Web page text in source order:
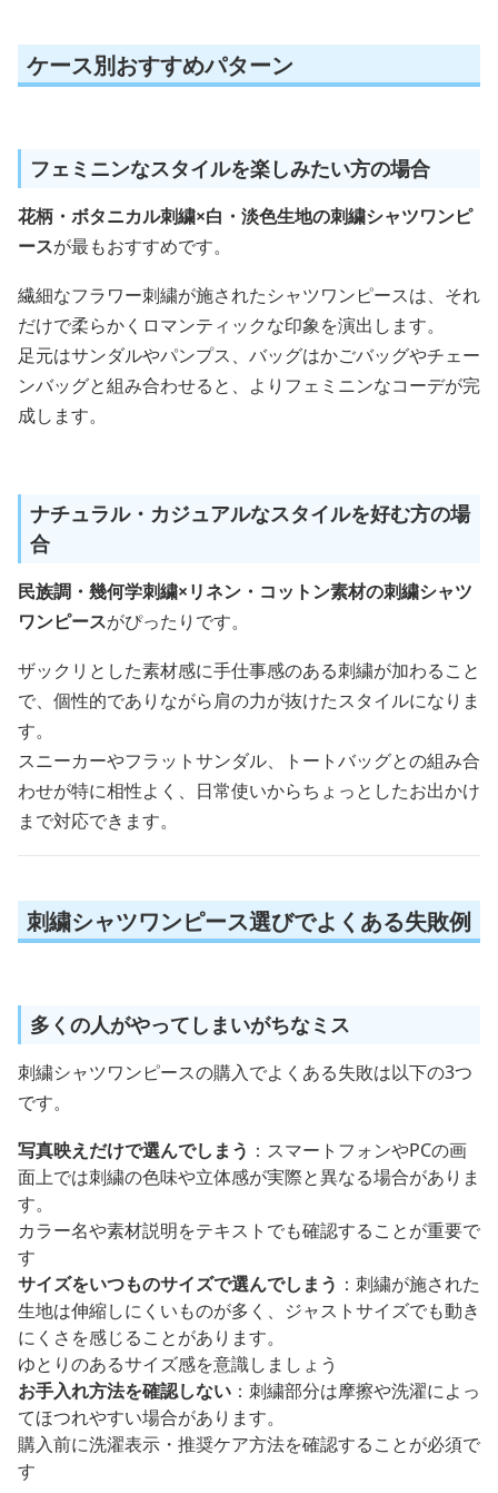
ケース別おすすめパターン
フェミニンなスタイルを楽しみたい方の場合
花柄・ボタニカル刺繍×白・淡色生地の刺繍シャツワンピ
ースが最もおすすめです。
繊細なフラワー刺繍が施されたシャツワンピースは、それ
だけで柔らかくロマンティックな印象を演出します。
足元はサンダルやパンプス、バッグはかごバッグやチェー
ンバッグと組み合わせると、よりフェミニンなコーデが完
成します。
ナチュラル・カジュアルなスタイルを好む方の場
合
民族調・幾何学刺繍×リネン・コットン素材の刺繍シャツ
ワンピースがぴったりです。
ザックリとした素材感に手仕事感のある刺繍が加わること
で、個性的でありながら肩の力が抜けたスタイルになりま
す。
スニーカーやフラットサンダル、トートバッグとの組み合
わせが特に相性よく、日常使いからちょっとしたお出かけ
まで対応できます。
刺繍シャツワンピース選びでよくある失敗例
多くの人がやってしまいがちなミス
刺繍シャツワンピースの購入でよくある失敗は以下の3つ
です。
写真映えだけで選んでしまう ：スマートフォンやPCの画
面上では刺繍の色味や立体感が実際と異なる場合がありま
す。
カラー名や素材説明をテキストでも確認することが重要で
す
サイズをいつものサイズで選んでしまう ：刺繍が施された
生地は伸縮しにくいものが多く、ジャストサイズでも動き
にくさを感じることがあります。
ゆとりのあるサイズ感を意識しましょう
お手入れ方法を確認しない ：刺繍部分は摩擦や洗濯によっ
てほつれやすい場合があります。
購入前に洗濯表示・推奨ケア方法を確認することが必須で
す